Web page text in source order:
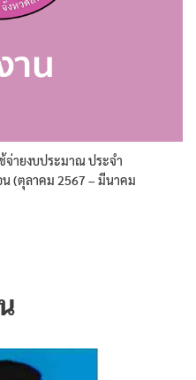
จ่ายงบประมาณ ประจำ
(ตุลาคม 2567 – มีนาคม